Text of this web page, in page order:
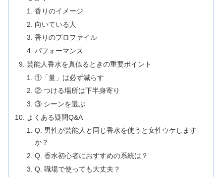
香りのイメージ
向いている人
香りのプロファイル
パフォーマンス
芸能人香水を真似るときの重要ポイント
①「量」は必ず減らす
② つける場所は下半身寄り
③ シーンを選ぶ
よくある疑問Q&A
Q. 男性が芸能人と同じ香水を使うと女性ウケします
か？
Q. 香水初心者におすすめの系統は？
Q. 職場で使っても大丈夫？